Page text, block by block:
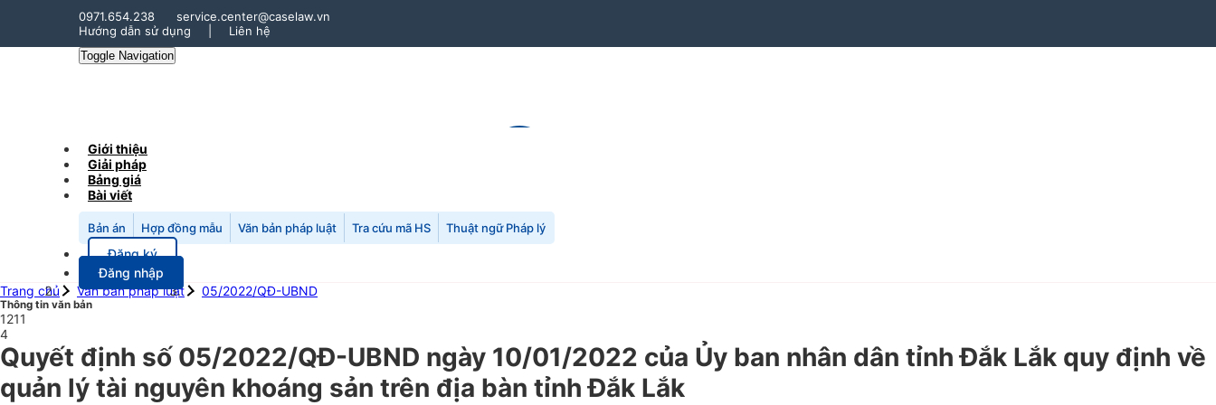
0971.654.238
service.center@caselaw.vn
Hướng dẫn sử dụng
Liên hệ
Toggle Navigation
Giới thiệu
Giải pháp
Bảng giá
Bài viết
Bản án Hợp đồng mẫu Văn bản pháp luật Tra cứu mã HS Thuật ngữ Pháp lý
Đăng ký
Đăng nhập
Trang chủ
Văn bản pháp luật 05/2022/QĐ-UBND
Thông tin văn bản
1211
4
Quyết định số 05/2022/QĐ-UBND ngày 10/01/2022 của Ủy ban nhân dân tỉnh Đắk Lắk quy định về
quản lý tài nguyên khoáng sản trên địa bàn tỉnh Đắk Lắk